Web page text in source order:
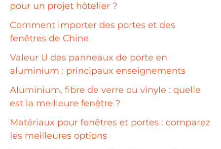
pour un projet hôtelier ?
Comment importer des portes et des
fenêtres de Chine
Valeur U des panneaux de porte en
aluminium : principaux enseignements
Aluminium, fibre de verre ou vinyle : quelle
est la meilleure fenêtre ?
Matériaux pour fenêtres et portes : comparez
les meilleures options